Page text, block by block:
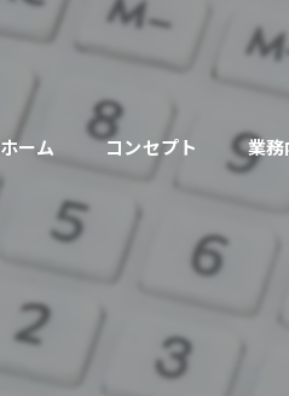
ホーム コンセプト 業